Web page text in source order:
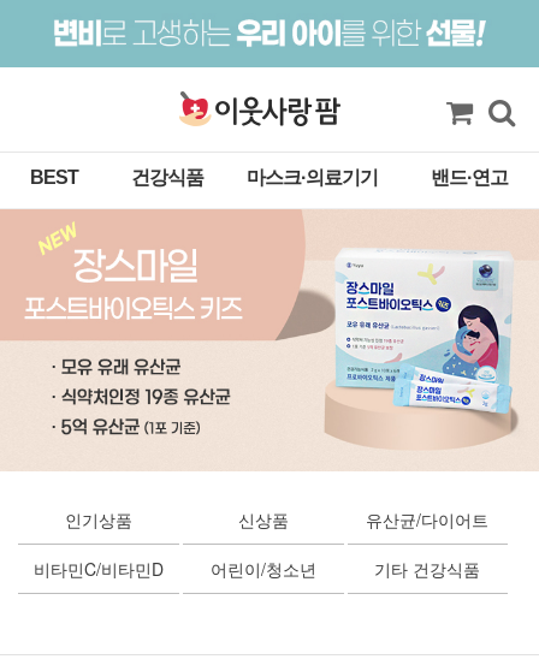
BEST 건강식품 마스크·의료기기 밴드·연고
인기상품 신상품 유산균/다이어트
비타민C/비타민D 어린이/청소년 기타 건강식품